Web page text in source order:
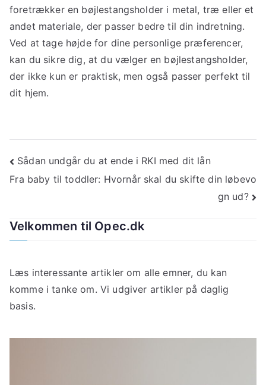
foretrækker en bøjlestangsholder i metal, træ eller et
andet materiale, der passer bedre til din indretning.
Ved at tage højde for dine personlige præferencer,
kan du sikre dig, at du vælger en bøjlestangsholder,
der ikke kun er praktisk, men også passer perfekt til
dit hjem.
Indlægsnavigation
Sådan undgår du at ende i RKI med dit lån
Fra baby til toddler: Hvornår skal du skifte din løbevo
gn ud?
Velkommen til Opec.dk
Læs interessante artikler om alle emner, du kan
komme i tanke om. Vi udgiver artikler på daglig
basis.